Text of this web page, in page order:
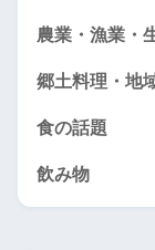
農業・漁業・
郷土料理・地
食の話題
飲み物